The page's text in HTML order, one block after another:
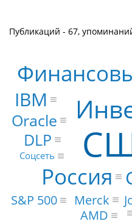
Публикаций - 67,
Россия
IBM
Oracle
DLP
S&P 500 Merck
AMD
Соцсеть